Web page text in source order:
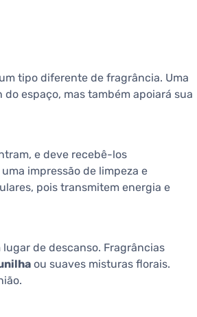
tipo diferente de fragrância. Uma
espaço, mas também apoiará sua
e deve recebê-los
impressão de limpeza e
pois transmitem energia e
lugar de descanso. Fragrâncias
ou suaves misturas florais.